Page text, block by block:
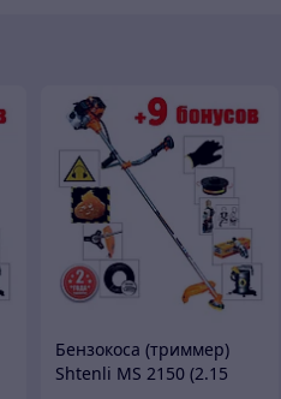
Бензокоса (триммер)
Shtenli MS 2150 (2.15